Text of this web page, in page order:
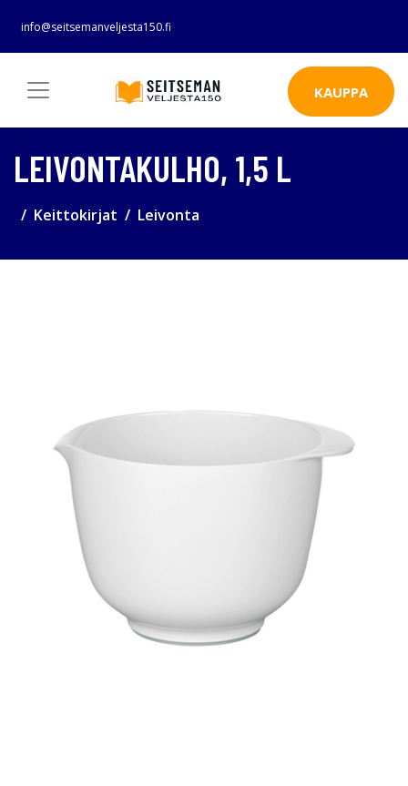
info@seitsemanveljesta150.fi
KAUPPA
LEIVONTAKULHO, 1,5 L
Keittokirjat Leivonta